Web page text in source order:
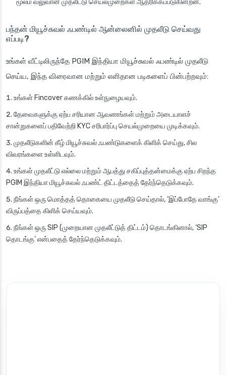
மூலம் வலுவான முதலீட்டு செயல்முறைகள் ஆதரிக்கப்படுகின்றன.
பந்தன் மியூச்சுவல் ஃபண்டில் ஆன்லைனில் முதலீடு செய்வது
எப்படி?
உங்கள் வீட்டிலிருந்தே PGIM இந்தியா மியூச்சுவல் ஃபண்டில் முதலீடு
செய்ய, இந்த விரைவான மற்றும் எளிதான படிகளைப் பின்பற்றவும்:
உங்கள் Fincover கணக்கில் உள்நுழையவும்.
தேவைகளுக்கு ஏற்ப சரியான ஆவணங்கள் மற்றும் அடையாளச்
சான்றுகளைப் பதிவேற்றி KYC சரிபார்ப்பு செயல்முறையை முடிக்கவும்.
முதலீடுகளின் கீழ் மியூச்சுவல் ஃபண்டுகளைக் கிளிக் செய்து, சில
விவரங்களை உள்ளிடவும்.
உங்கள் முதலீட்டு எல்லை மற்றும் ஆபத்து சகிப்புத்தன்மைக்கு ஏற்ப சிறந்த
PGIM இந்தியா மியூச்சுவல் ஃபண்ட் திட்டத்தைத் தேர்ந்தெடுக்கவும்.
நீங்கள் ஒரு மொத்தத் தொகையை முதலீடு செய்தால், ‘இப்போதே வாங்கு’
விருப்பத்தை கிளிக் செய்யவும்.
நீங்கள் ஒரு SIP (முறையான முதலீட்டுத் திட்டம்) தொடங்கினால், ‘SIP
தொடங்கு’ என்பதைத் தேர்ந்தெடுக்கவும்.